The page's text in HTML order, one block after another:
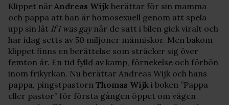
Klippet när Andreas Wijk berättar för sin mamma
och pappa att han är homosexuell genom att spela
upp sin låt If I was gaynär de satt i bilen gick viralt och
har idag setts av 50 miljoner människor. Men bakom
klippet finns en berättelse som sträcker sig över
femton år. En tid fylld av kamp, förnekelse och förbön
inom frikyrkan. Nu berättar Andreas Wijk och hans
pappa, pingstpastorn Thomas Wijk i boken ”Pappa
eller pastor” för första gången öppet om vägen